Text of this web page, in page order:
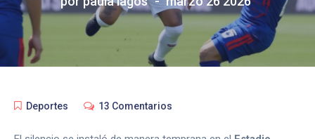
Deportes 13 Comentarios